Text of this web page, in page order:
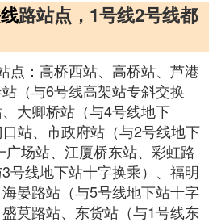
路站点，1号线2号线都
点：高桥西站、高桥站、芦港
（与6号线高架站专斜交换
大卿桥站（与4号线地下
口站、市政府站（与2号线地下
广场站、江厦桥东站、彩虹路
号线地下站十字换乘）、福明
晏路站（与5号线地下站十字
莫路站、东货站（与1号线东